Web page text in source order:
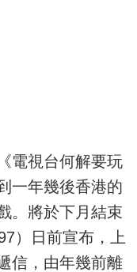
電視台何解要玩
一年幾後香港的
。將於下月結束
）日前宣布，上
信，由年幾前離